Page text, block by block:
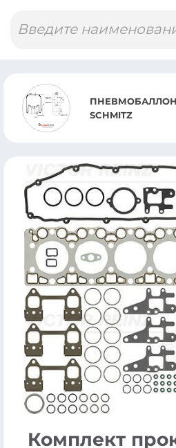
товаров
ПНЕВМОБАЛЛОН
SCHMITZ
Комплект